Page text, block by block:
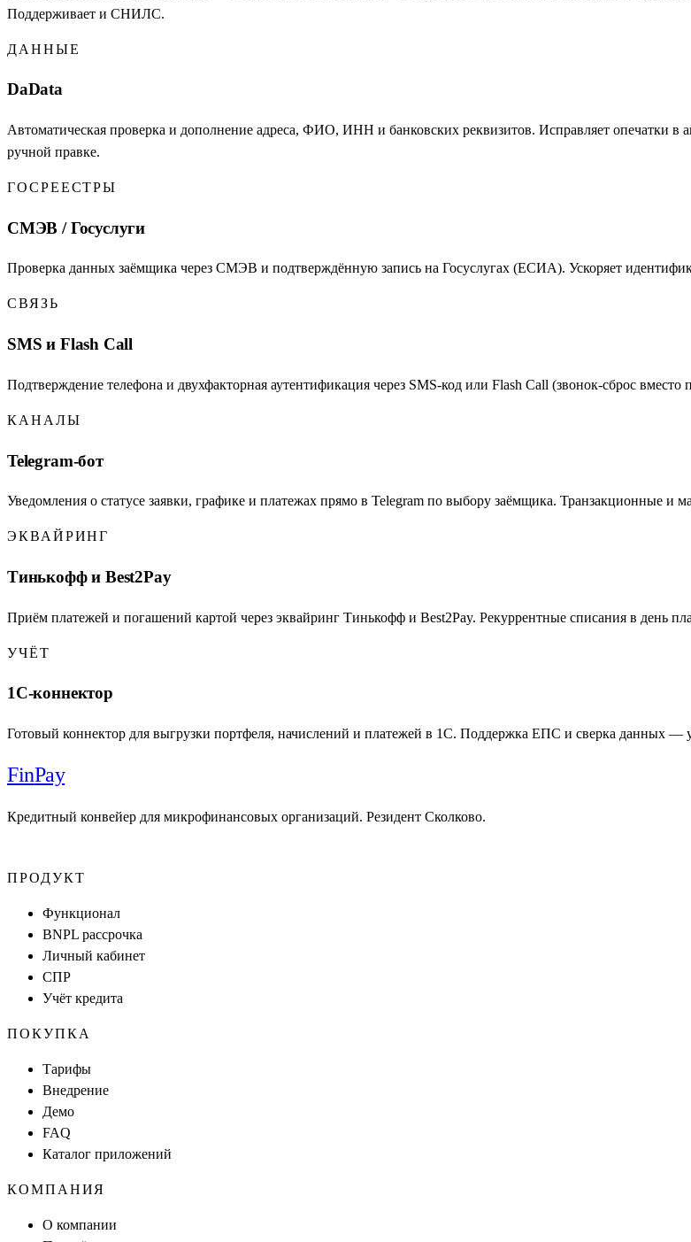
Поддерживает и СНИЛС.
ДАННЫЕ
DaData
Автоматическая проверка и дополнение адреса, ФИО, ИНН и банковских реквизитов. Исправляет опечатки в
ручной правке.
ГОСРЕЕСТРЫ
СМЭВ / Госуслуги
Проверка данных заёмщика через СМЭВ и подтверждённую запись на Госуслугах (ЕСИА). Ускоряет
СВЯЗЬ
SMS и Flash Call
Подтверждение телефона и двухфакторная аутентификация через SMS-код или Flash Call (звонок-сброс
КАНАЛЫ
Telegram-бот
Уведомления о статусе заявки, графике и платежах прямо в Telegram по выбору заёмщика. Транзакционные и
ЭКВАЙРИНГ
Тинькофф и Best2Pay
Приём платежей и погашений картой через эквайринг Тинькофф и Best2Pay. Рекуррентные списания в день
УЧЁТ
1С-коннектор
Готовый коннектор для выгрузки портфеля, начислений и платежей в 1С. Поддержка ЕПС и сверка данных —
FinPay
Кредитный конвейер для микрофинансовых организаций. Резидент Сколково.
ПРОДУКТ
Функционал
BNPL рассрочка
Личный кабинет
СПР
Учёт кредита
ПОКУПКА
Тарифы
Внедрение
Демо
FAQ
Каталог приложений
КОМПАНИЯ
О компании